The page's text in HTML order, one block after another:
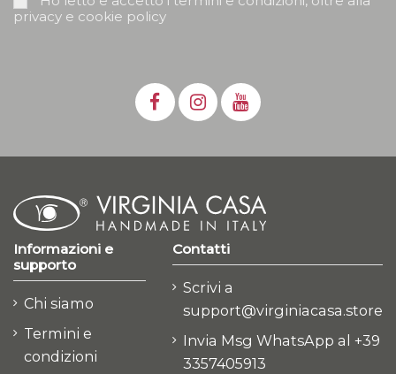
privacy e cookie policy
Informazioni e
supporto
Chi siamo
Termini e
condizioni
Contatti
Scrivi a
support@virginiacasa.store
Invia Msg WhatsApp al +39
3357405913